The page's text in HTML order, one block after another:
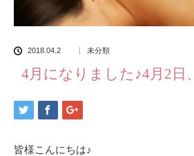
2018.04.2 未分類
4月になりました♪4月2日
皆様こんにちは♪